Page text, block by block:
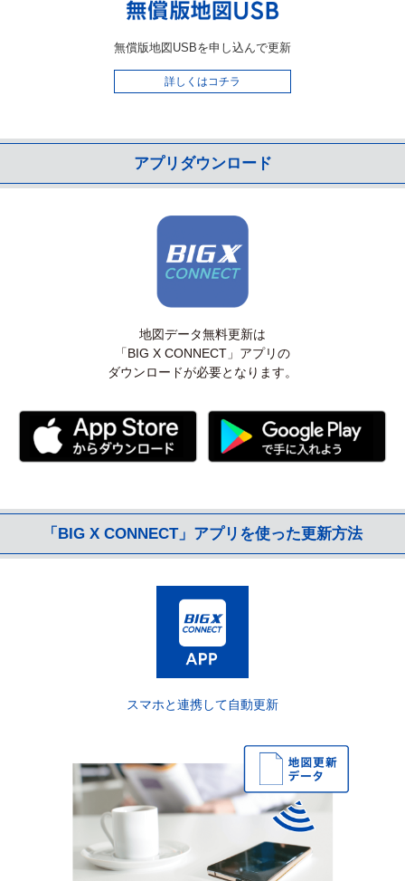
無償版地図USBを申し込んで更新
詳しくはコチラ
アプリダウンロード
地図データ無料更新は
「BIG X CONNECT」アプリの
ダウンロードが必要となります。
「BIG X CONNECT」アプリを使った更新方法
スマホと連携して自動更新